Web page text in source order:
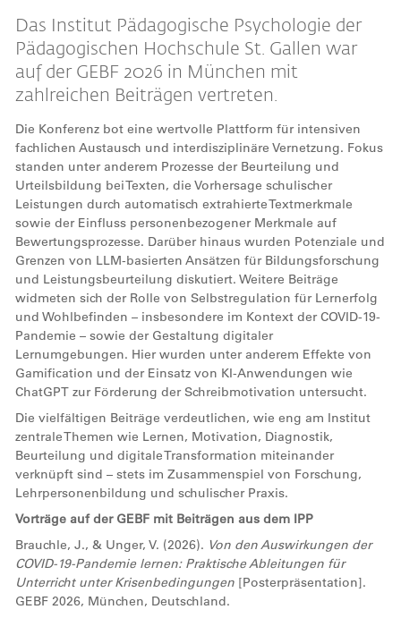
Das Institut Pädagogische Psychologie der
Pädagogischen Hochschule St. Gallen war
auf der GEBF 2026 in München mit
zahlreichen Beiträgen vertreten.
Die Konferenz bot eine wertvolle Plattform für intensiven
fachlichen Austausch und interdisziplinäre Vernetzung. Fokus
standen unter anderem Prozesse der Beurteilung und
Urteilsbildung bei Texten, die Vorhersage schulischer
Leistungen durch automatisch extrahierte Textmerkmale
sowie der Einfluss personenbezogener Merkmale auf
Bewertungsprozesse. Darüber hinaus wurden Potenziale und
Grenzen von LLM-basierten Ansätzen für Bildungsforschung
und Leistungsbeurteilung diskutiert. Weitere Beiträge
widmeten sich der Rolle von Selbstregulation für Lernerfolg
und Wohlbefinden – insbesondere im Kontext der COVID-19-
Pandemie – sowie der Gestaltung digitaler
Lernumgebungen. Hier wurden unter anderem Effekte von
Gamification und der Einsatz von KI-Anwendungen wie
ChatGPT zur Förderung der Schreibmotivation untersucht.
Die vielfältigen Beiträge verdeutlichen, wie eng am Institut
zentrale Themen wie Lernen, Motivation, Diagnostik,
Beurteilung und digitale Transformation miteinander
verknüpft sind – stets im Zusammenspiel von Forschung,
Lehrpersonenbildung und schulischer Praxis.
Vorträge auf der GEBF mit Beiträgen aus dem IPP
Brauchle, J., & Unger, V. (2026). Von den Auswirkungen der
COVID-19-Pandemie lernen: Praktische Ableitungen für
Unterricht unter Krisenbedingungen [Posterpräsentation].
GEBF 2026, München, Deutschland.